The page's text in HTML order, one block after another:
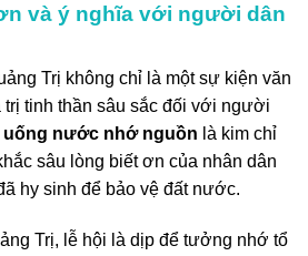
và ý nghĩa với người dân
Trị không chỉ là một sự kiện văn
trị tinh thần sâu sắc đối với người
uống nước nhớ nguồn là kim chỉ
sâu lòng biết ơn của nhân dân
hy sinh để bảo vệ đất nước.
Trị, lễ hội là dịp để tưởng nhớ tổ